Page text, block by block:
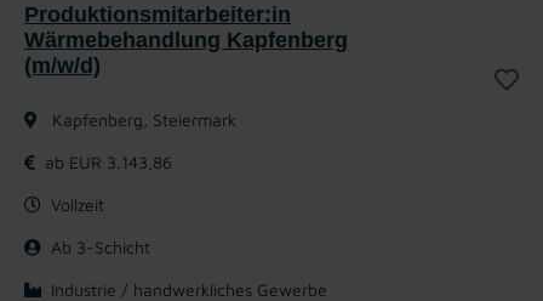
Produktionsmitarbeiter:in
Wärmebehandlung Kapfenberg
(m/w/d)
Kapfenberg, Steiermark
ab EUR 3.143,86
Vollzeit
Ab 3-Schicht
Industrie / handwerkliches Gewerbe